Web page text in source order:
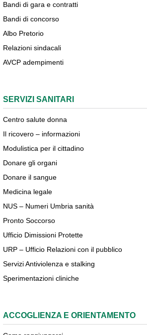
Bandi di gara e contratti
Bandi di concorso
Albo Pretorio
Relazioni sindacali
AVCP adempimenti
SERVIZI SANITARI
Centro salute donna
Il ricovero – informazioni
Modulistica per il cittadino
Donare gli organi
Donare il sangue
Medicina legale
NUS – Numeri Umbria sanità
Pronto Soccorso
Ufficio Dimissioni Protette
URP – Ufficio Relazioni con il pubblico
Servizi Antiviolenza e stalking
Sperimentazioni cliniche
ACCOGLIENZA E ORIENTAMENTO